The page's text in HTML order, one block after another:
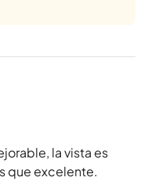
la vista es
que excelente.